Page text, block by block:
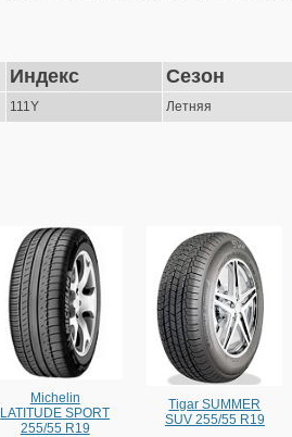
Индекс Сезон
111Y Летняя
Michelin
LATITUDE SPORT
255/55 R19
Tigar SUMMER
SUV 255/55 R19